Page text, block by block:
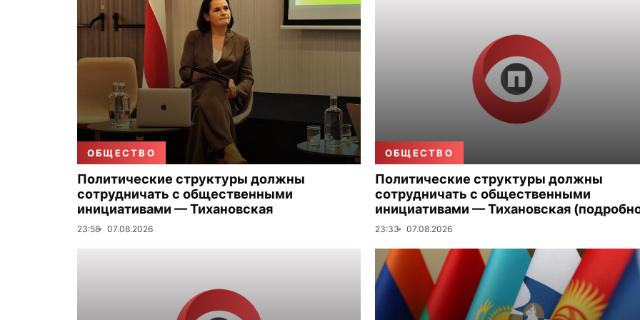
ОБЩЕСТВО
Политические структуры должны
сотрудничать с общественными
инициативами — Тихановская
23:58 07.08.2026
ОБЩЕСТВО
Политические структуры должны
сотрудничать с общественными
инициативами — Тихановская
23:33 07.08.2026